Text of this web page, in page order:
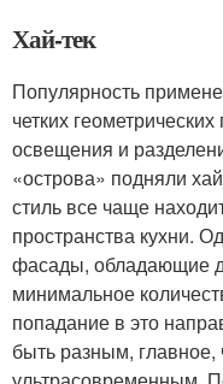
Хай-тек
Популярность
четких
освещения и
«острова» подняли
стиль все чаще
пространства кухни.
фасады, обладающие
минимальное
попадание в это
быть разным,